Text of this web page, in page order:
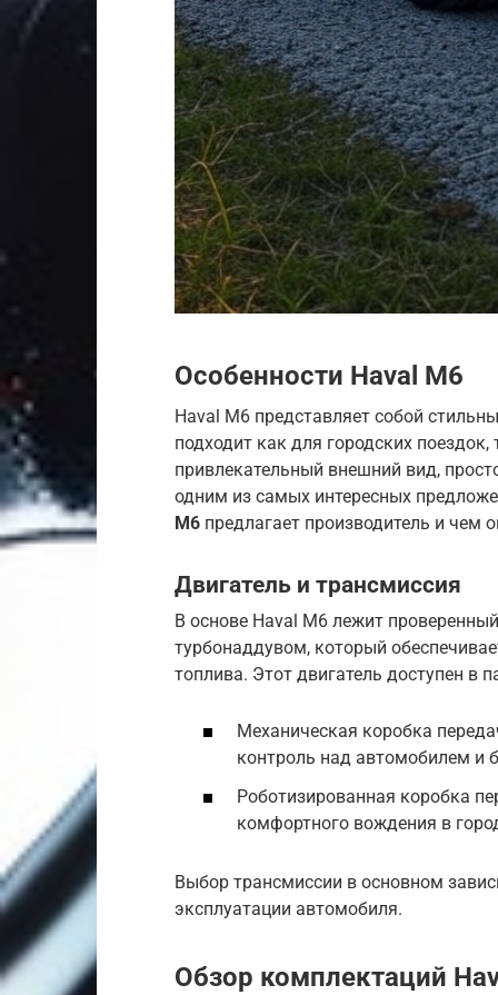
Особенности Haval M6
Haval M6 представляет собой
подходит как для городских
привлекательный внешний вид,
одним из самых интересных
M6 предлагает производитель и чем
Двигатель и трансмиссия
В основе Haval M6 лежит
турбонаддувом, который
топлива. Этот двигатель доступен в
Механическая коробка
контроль над автомобилем и
Роботизированная коробка
комфортного вождения в
Выбор трансмиссии в основном
эксплуатации автомобиля.
Обзор комплектаций